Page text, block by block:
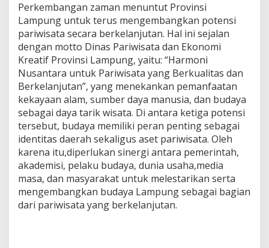
Perkembangan zaman menuntut Provinsi
Lampung untuk terus mengembangkan potensi
pariwisata secara berkelanjutan. Hal ini sejalan
dengan motto Dinas Pariwisata dan Ekonomi
Kreatif Provinsi Lampung, yaitu: “Harmoni
Nusantara untuk Pariwisata yang Berkualitas dan
Berkelanjutan”, yang menekankan pemanfaatan
kekayaan alam, sumber daya manusia, dan budaya
sebagai daya tarik wisata. Di antara ketiga potensi
tersebut, budaya memiliki peran penting sebagai
identitas daerah sekaligus aset pariwisata. Oleh
karena itu,diperlukan sinergi antara pemerintah,
akademisi, pelaku budaya, dunia usaha,media
masa, dan masyarakat untuk melestarikan serta
mengembangkan budaya Lampung sebagai bagian
dari pariwisata yang berkelanjutan.